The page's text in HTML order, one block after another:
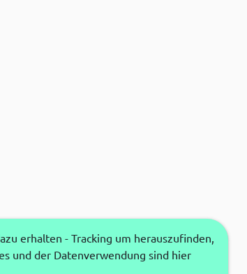
erhalten - Tracking um herauszufinden,
und der Datenverwendung sind hier